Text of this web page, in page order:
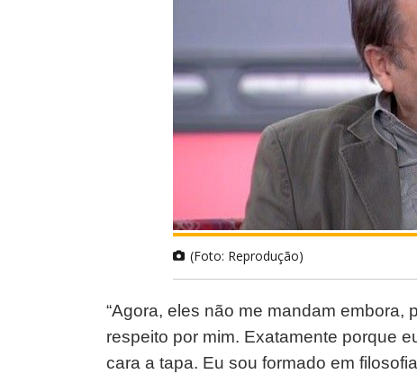
(Foto: Reprodução)
“Agora, eles não me mandam embora,
respeito por mim. Exatamente porque
cara a tapa. Eu sou formado em